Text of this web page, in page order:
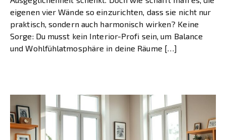
eigenen vier Wände so einzurichten, dass sie nicht nur
praktisch, sondern auch harmonisch wirken? Keine
Sorge: Du musst kein Interior-Profi sein, um Balance
und Wohlfühlatmosphäre in deine Räume […]